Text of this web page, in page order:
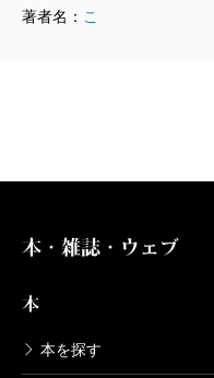
著者名： こ
本・雑誌・ウェブ
本
本を探す